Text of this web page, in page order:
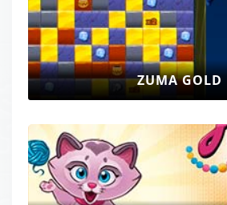
ZUMA GOLD